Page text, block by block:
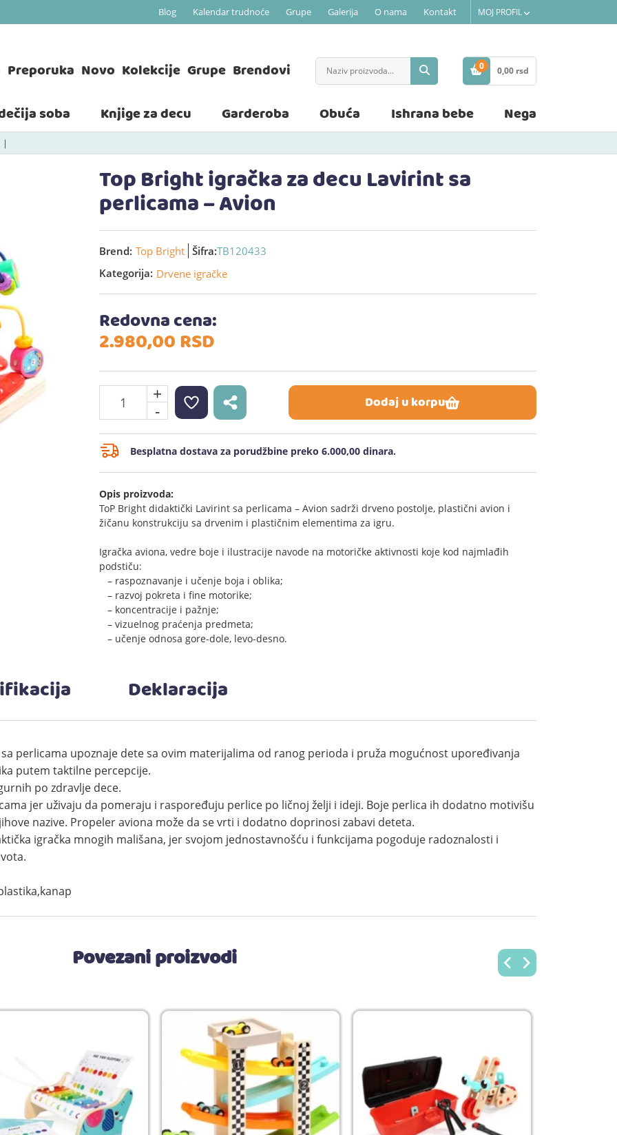
Blog Kalendar trudnoće Grupe Galerija O nama Kontakt MOJ PROFIL
Preporuka Novo Kolekcije Grupe Brendovi
0
STAVKE
0,00 rsd
soba Knjige za decu Garderoba Obuća Ishrana bebe Nega
Top Bright igračka za decu Lavirint sa
perlicama – Avion
Brend: Top Bright Šifra:TB120433
Kategorija: Drvene igračke
Redovna cena:
2.980,00RSD
+
- Dodaj u korpu
Besplatna dostava za porudžbine preko 6.000,00 dinara.
Opis proizvoda:
ToP Bright didaktički Lavirint sa perlicama – Avion sadrži drveno postolje, plastični avion i
žičanu konstrukciju sa drvenim i plastičnim elementima za igru.
Igračka aviona, vedre boje i ilustracije navode na motoričke aktivnosti koje kod najmlađih
podstiču:
– raspoznavanje i učenje boja i oblika;
– razvoj pokreta i fine motorike;
– koncentracije i pažnje;
– vizuelnog praćenja predmeta;
– učenje odnosa gore-dole, levo-desno.
Deklaracija
perlicama upoznaje dete sa ovim materijalima od ranog perioda i pruža mogućnost upoređivanja
putem taktilne percepcije.
po zdravlje dece.
jer uživaju da pomeraju i raspoređuju perlice po ličnoj želji i ideji. Boje perlica ih dodatno motivišu
nazive. Propeler aviona može da se vrti i dodatno doprinosi zabavi deteta.
igračka mnogih mališana, jer svojom jednostavnošću i funkcijama pogoduje radoznalosti i
Povezani proizvodi